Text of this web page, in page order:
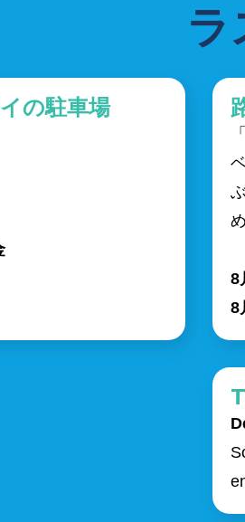
ラ
の駐車場
8
8